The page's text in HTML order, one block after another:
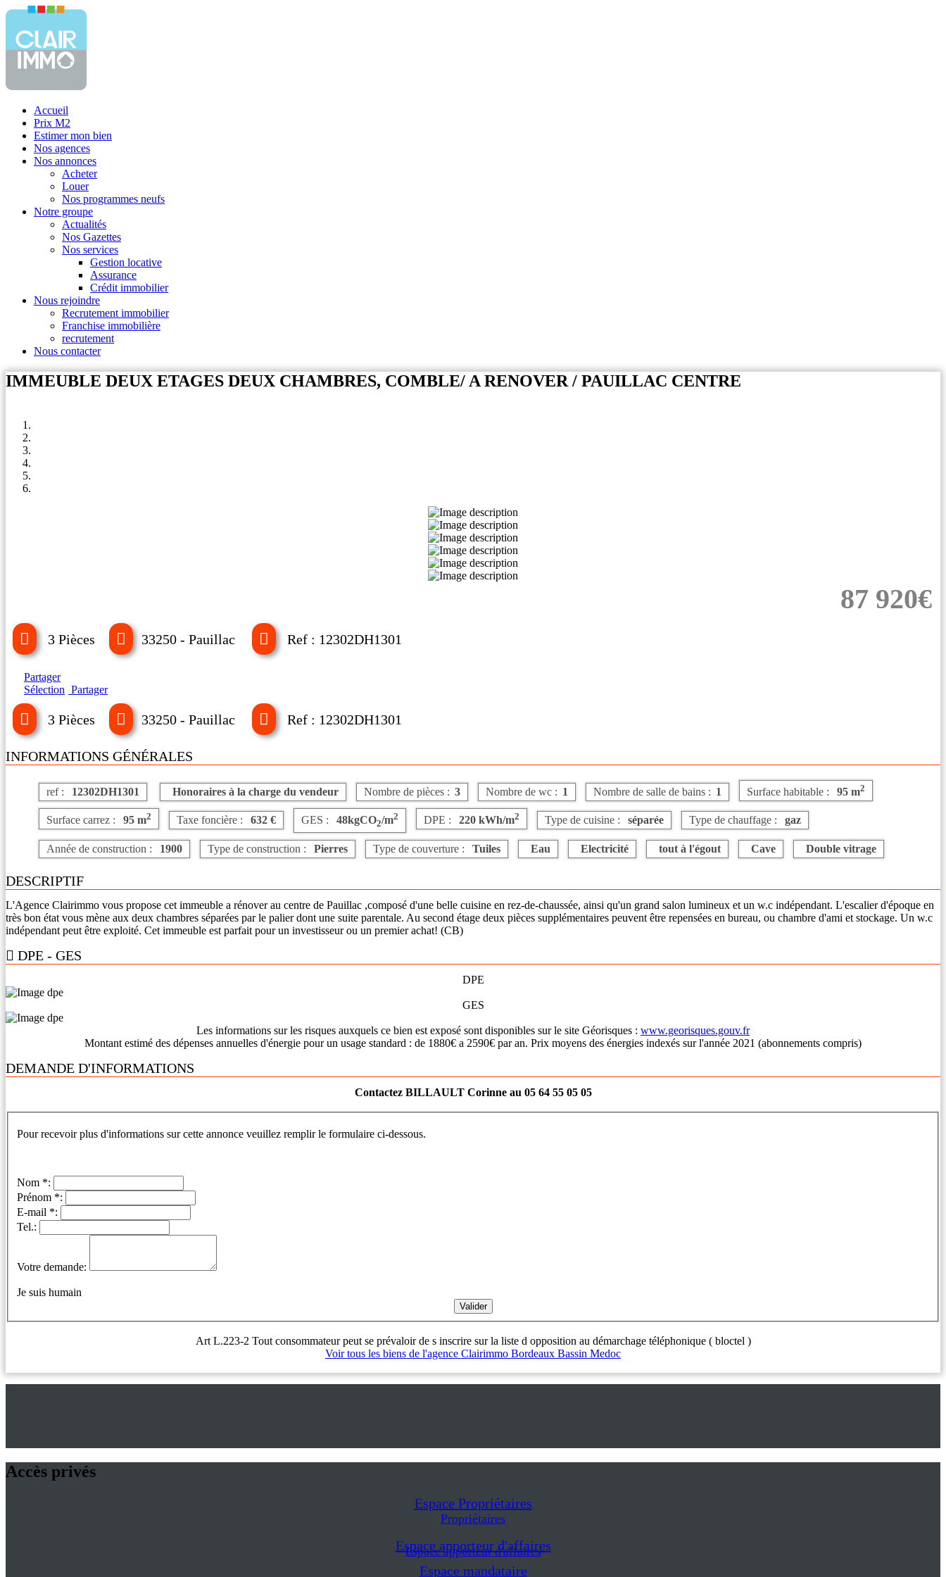
Accueil
Prix M2
Estimer mon bien
Nos agences
Nos annonces
Acheter
Louer
Nos programmes neufs
Notre groupe
Actualités
Nos Gazettes
Nos services
Gestion locative
Assurance
Crédit immobilier
Nous rejoindre
Recrutement immobilier
Franchise immobilière
recrutement
Nous contacter
IMMEUBLE DEUX ETAGES DEUX CHAMBRES, COMBLE/ A RENOVER / PAUILLAC CENTRE
87 920€
3 Pièces 33250 - Pauillac Ref : 12302DH1301
Partager
Sélection Partager
3 Pièces 33250 - Pauillac Ref : 12302DH1301
INFORMATIONS GÉNÉRALES
ref : 12302DH1301 Honoraires à la charge du vendeur Nombre de pièces : 3 Nombre de wc : 1 Nombre de salle de bains : 1 Surface habitable : 95 m2
Surface carrez : 95 m2 Taxe foncière : 632 € GES : 48kgCO2/m2 DPE : 220 kWh/m2 Type de cuisine : séparée Type de chauffage : gaz
Année de construction : 1900 Type de construction : Pierres Type de couverture : Tuiles Eau Electricité tout à l'égout Cave Double vitrage
DESCRIPTIF
L'Agence Clairimmo vous propose cet immeuble a rénover au centre de Pauillac ,composé d'une belle cuisine en rez-de-chaussée, ainsi qu'un grand salon lumineux et un w.c indépendant. L'escalier d'époque en
très bon état vous mène aux deux chambres séparées par le palier dont une suite parentale. Au second étage deux pièces supplémentaires peuvent être repensées en bureau, ou chambre d'ami et stockage. Un w.c
indépendant peut être exploité. Cet immeuble est parfait pour un investisseur ou un premier achat! (CB)
DPE - GES
DPE
GES
Les informations sur les risques auxquels ce bien est exposé sont disponibles sur le site Géorisques : www.georisques.gouv.fr
Montant estimé des dépenses annuelles d'énergie pour un usage standard : de 1880€ a 2590€ par an. Prix moyens des énergies indexés sur l'année 2021 (abonnements compris)
DEMANDE D'INFORMATIONS
Contactez BILLAULT Corinne au 05 64 55 05 05
Pour recevoir plus d'informations sur cette annonce veuillez remplir le formulaire ci-dessous.
Nom *:
Prénom *:
E-mail *:
Tel.:
Votre demande:
Je suis humain
Art L.223-2 Tout consommateur peut se prévaloir de s inscrire sur la liste d opposition au démarchage téléphonique ( bloctel )
Voir tous les biens de l'agence Clairimmo Bordeaux Bassin Medoc
Accès privés
Espace Propriétaires
Propriétaires
Espace apporteur d'affaires
Espace apporteur d'affaires
Espace mandataire